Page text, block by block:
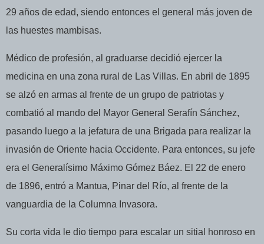
29 años de edad, siendo entonces el general más joven de
las huestes mambisas.
Médico de profesión, al graduarse decidió ejercer la
medicina en una zona rural de Las Villas. En abril de 1895
se alzó en armas al frente de un grupo de patriotas y
combatió al mando del Mayor General Serafín Sánchez,
pasando luego a la jefatura de una Brigada para realizar la
invasión de Oriente hacia Occidente. Para entonces, su jefe
era el Generalísimo Máximo Gómez Báez. El 22 de enero
de 1896, entró a Mantua, Pinar del Río, al frente de la
vanguardia de la Columna Invasora.
Su corta vida le dio tiempo para escalar un sitial honroso en